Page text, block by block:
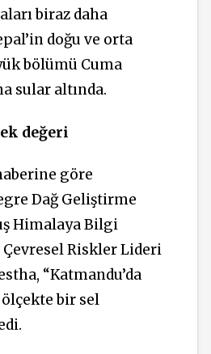
biraz daha
doğu ve orta
bölümü Cuma
sular altında.
değeri
göre
Dağ Geliştirme
Himalaya Bilgi
Riskler Lideri
“Katmandu’da
bir sel